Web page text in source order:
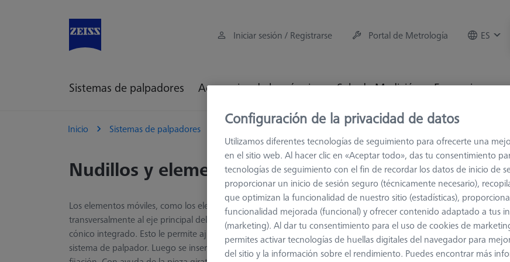
Iniciar sesión / Registrarse Portal de Metrología ES
Sistemas de palpadores Accesorios de la máquina Sala de Medición Formaciones
Inicio Sistemas de palpadores Elementos de conexión M5
Nudillos y elementos giratorios
Los elementos móviles, como los elementos plegables, se utilizan para crear combinaciones de palpadores en
transversalmente al eje principal del elemento plegable. El elemento plegable giratorio se ajusta en rotación con
cónico integrado. Esto le permite ajustar cualquier ángulo sólido. El elemento plegable se configura y sujeta antes
sistema de palpador. Luego se inserta en el receptor cónico y se bloquea en el ángulo de rotación correcto
Configuración de la privacidad de datos
Utilizamos diferentes tecnologías de seguimiento para ofrecerte una
en el sitio web. Al hacer clic en «Aceptar todo», das tu consentimiento
tecnologías de seguimiento con el fin de recordar los datos de inicio de
proporcionar un inicio de sesión seguro (técnicamente necesario),
que optimizan la funcionalidad de nuestro sitio (estadísticas),
funcionalidad mejorada (funcional) y ofrecer contenido adaptado a tus
(marketing). Al dar tu consentimiento para el uso de cookies de
permites activar tecnologías de huellas digitales del navegador para
del sitio y la información sobre el rendimiento. Puedes encontrar más